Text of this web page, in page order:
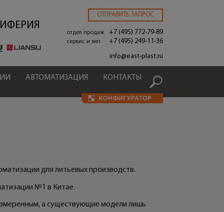
ОТПРАВИТЬ ЗАПРОС
отдел продаж +7 (495) 772-79-89
сервис и зип
+7 (495) 249-11-36
info@east-plast.ru
АВТОМАТИЗАЦИЯ КОНТАКТЫ
для литьевых производств.
№1 в Китае.
а существующие модели лишь